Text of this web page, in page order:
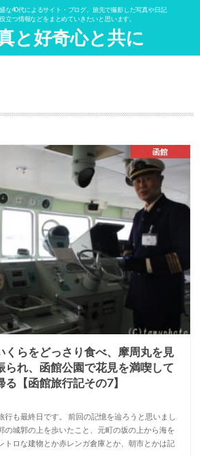
な40代によるサイト・ブログ。旅先で撮影した写真や日記
立つ情報などをまとめていきたいと思います。
と好奇心と共に
函館
くらをどっさり食べ、摩周丸を見
られ、函館公園で花見を満喫して
【函館旅行記その7】
行も最終日です。 前回の記憶を辿ろうと思いまし
の城郭の上を歩いたこと、元町の坂の上から海を
トロな建物とか赤レンガ倉庫とか、朝市とかは記